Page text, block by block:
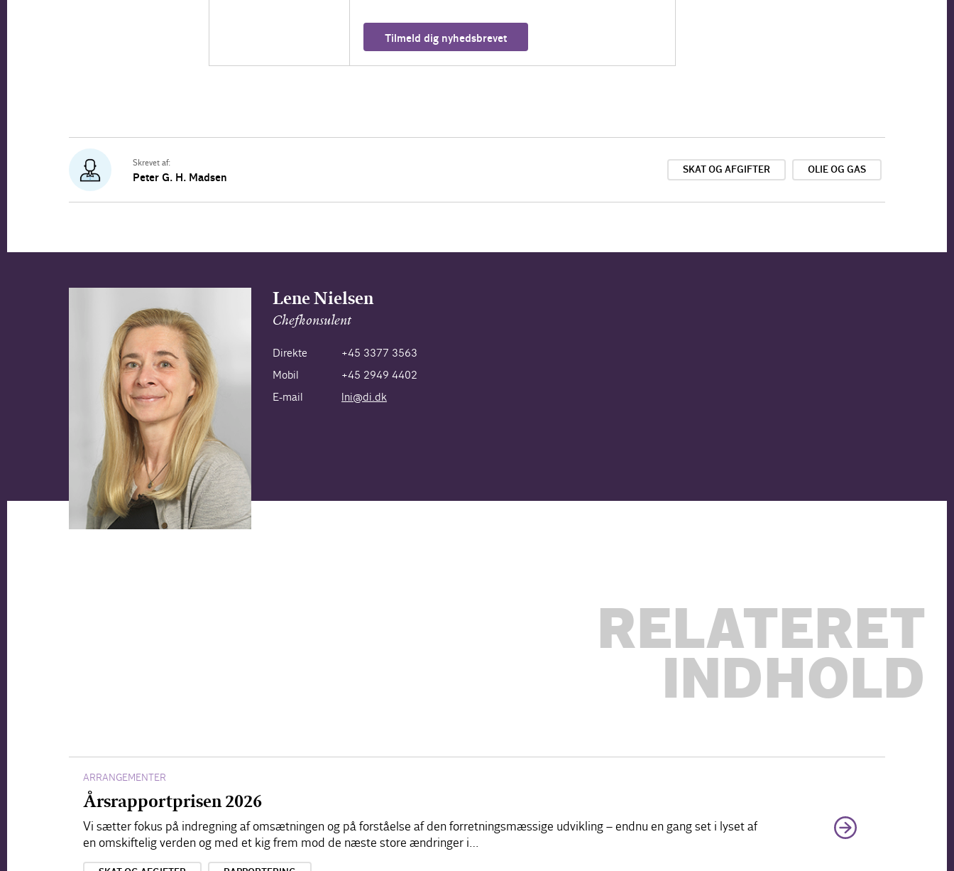
Tilmeld dig nyhedsbrevet
Skrevet af:
Peter G. H. Madsen
SKAT OG AFGIFTER OLIE OG GAS
Lene Nielsen
Chefkonsulent
Direkte
+45 3377 3563
Mobil
+45 2949 4402
E-mail
lni@di.dk
RELATERET
INDHOLD
ARRANGEMENTER
Årsrapportprisen 2026
Vi sætter fokus på indregning af omsætningen og på forståelse af den forretningsmæssige udvikling – endnu en gang set i lyset af
en omskiftelig verden og med et kig frem mod de næste store ændringer i…